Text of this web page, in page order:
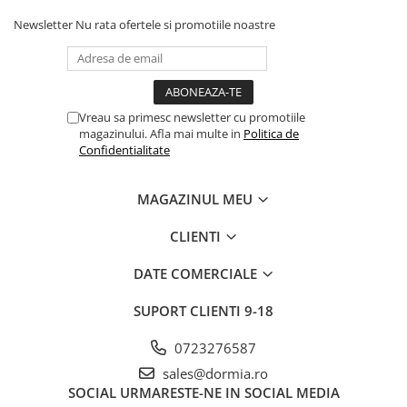
Newsletter Nu rata ofertele si promotiile noastre
Vreau sa primesc newsletter cu promotiile
magazinului. Afla mai multe in Politica de
Confidentialitate
MAGAZINUL MEU
CLIENTI
DATE COMERCIALE
SUPORT CLIENTI 9-18
0723276587
sales@dormia.ro
SOCIAL URMARESTE-NE IN SOCIAL MEDIA